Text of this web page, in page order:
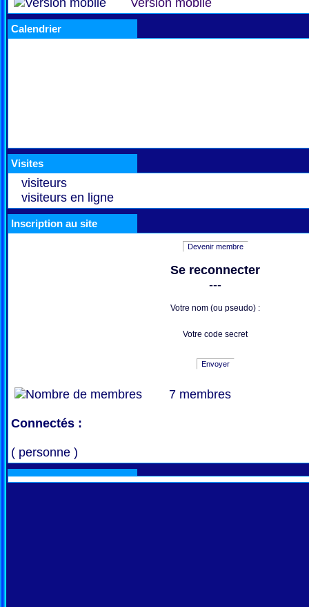
Version mobile
Calendrier
Visites
visiteurs
visiteurs en ligne
Inscription au site
Devenir membre
Se reconnecter
---
Votre nom (ou pseudo) :
Votre code secret
Envoyer
7 membres
Connectés :
( personne )